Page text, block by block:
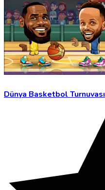
Dünya Basketbol Turnuvası